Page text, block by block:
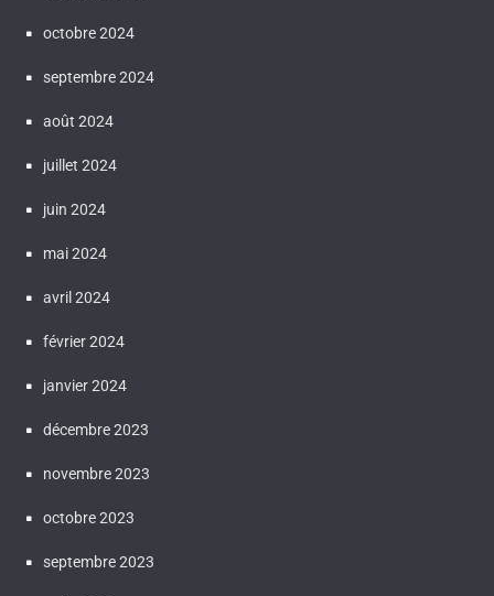
octobre 2024
septembre 2024
août 2024
juillet 2024
juin 2024
mai 2024
avril 2024
février 2024
janvier 2024
décembre 2023
novembre 2023
octobre 2023
septembre 2023